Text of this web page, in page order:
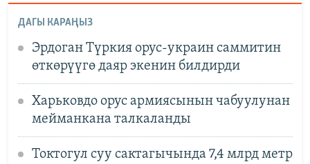
ДАГЫ КАРАҢЫЗ
Эрдоган Түркия орус-украин саммитин
өткөрүүгө даяр экенин билдирди
Харьковдо орус армиясынын чабуулунан
мейманкана талкаланды
Токтогул суу сактагычында 7,4 млрд метр